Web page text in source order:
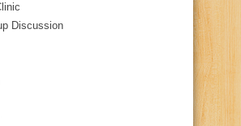
Discussion